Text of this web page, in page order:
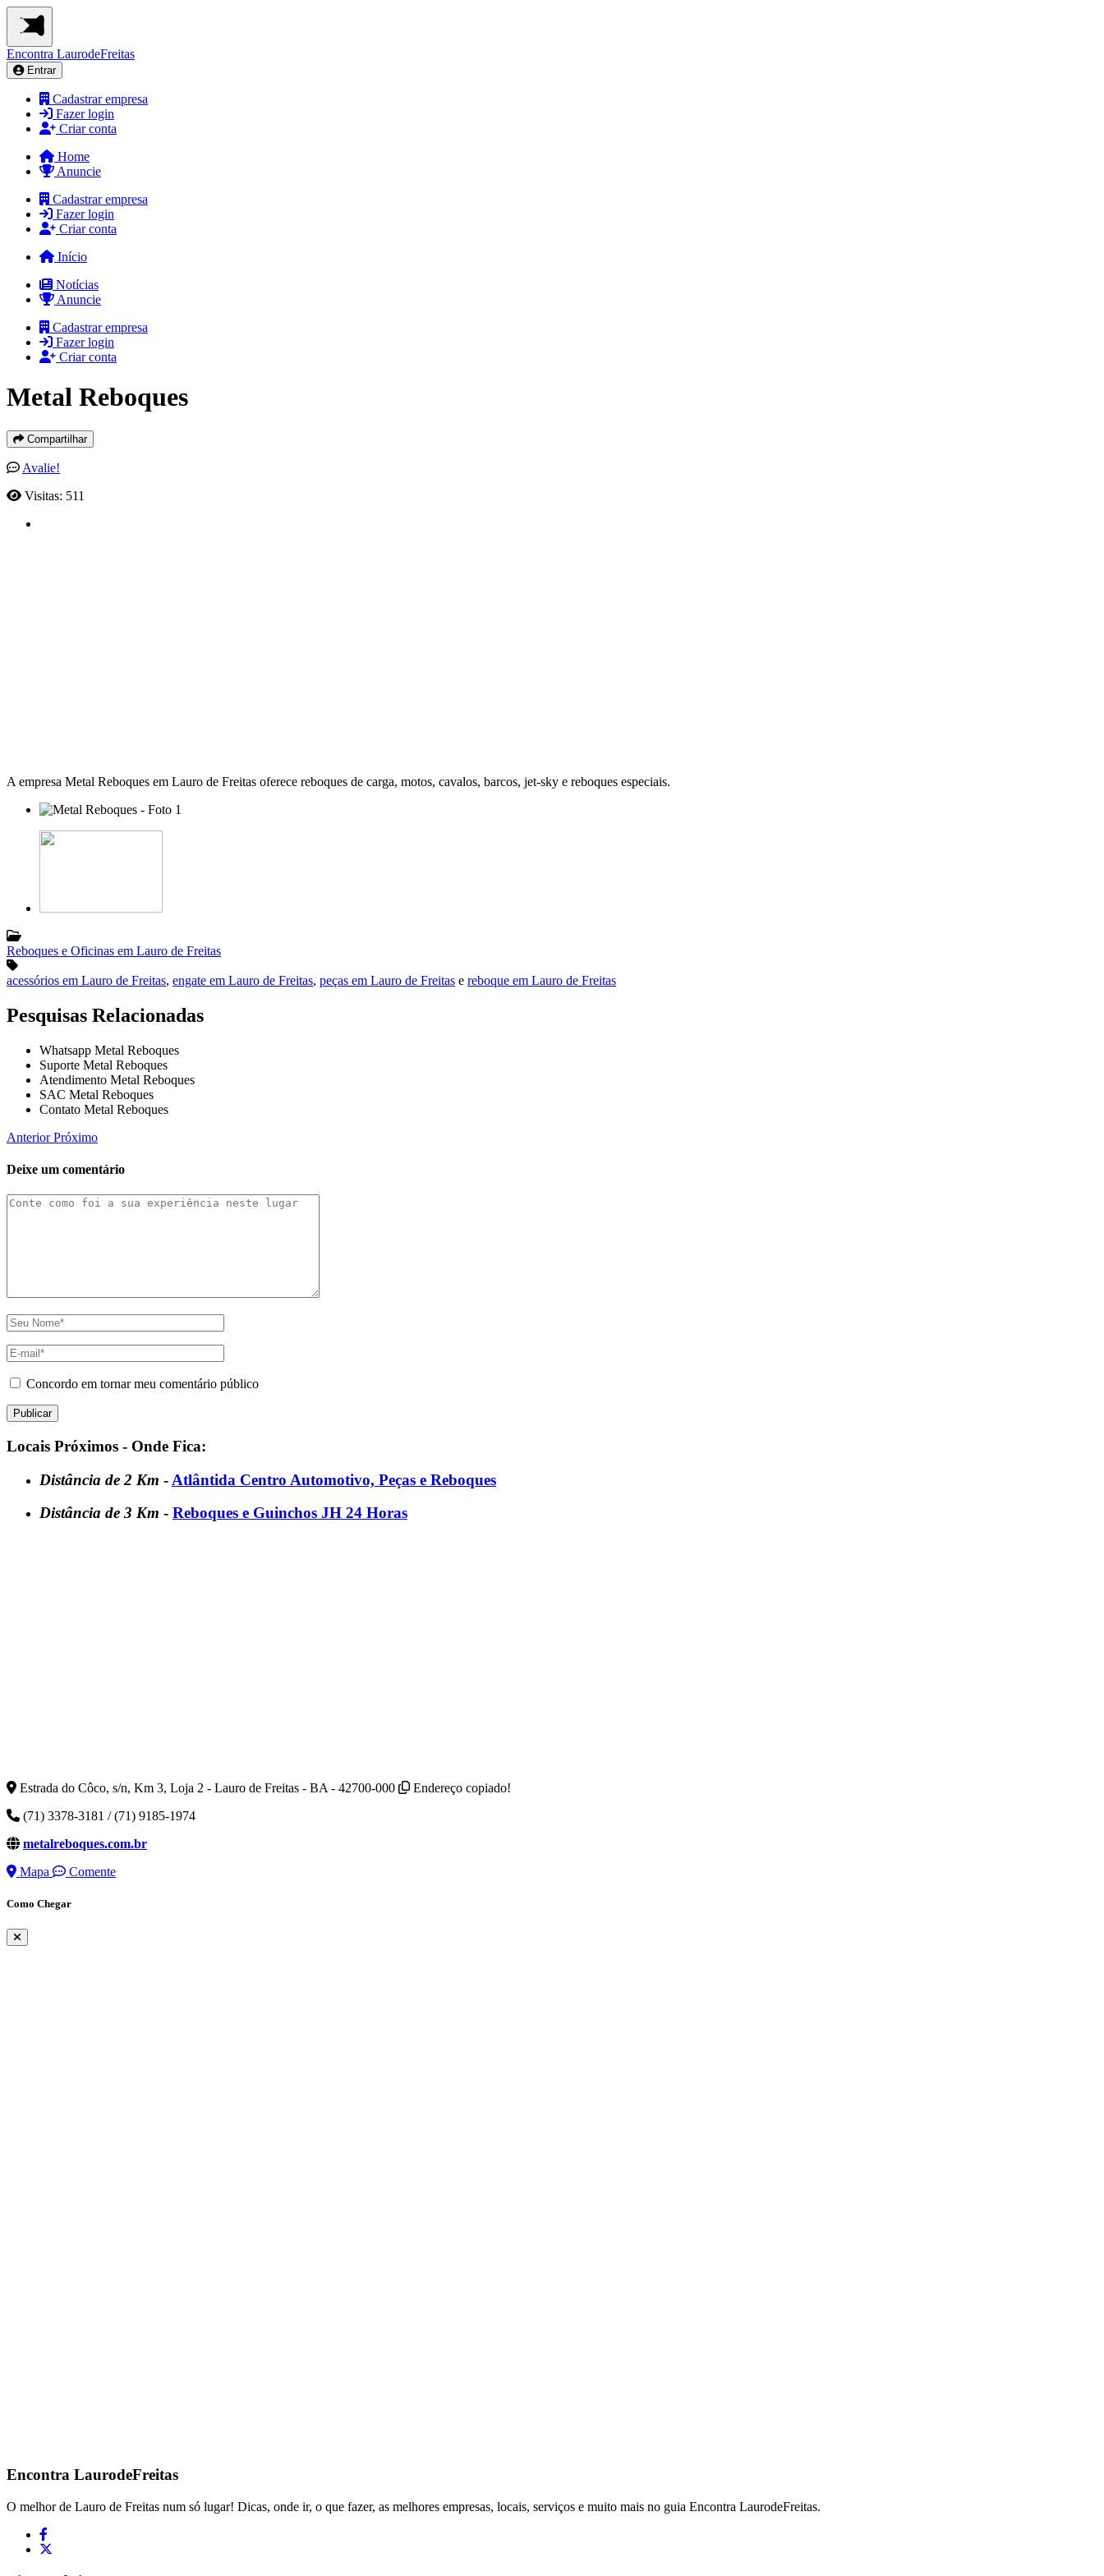
Encontra LaurodeFreitas
Entrar
Cadastrar empresa
Fazer login
Criar conta
Home
Anuncie
Cadastrar empresa
Fazer login
Criar conta
Início
Notícias
Anuncie
Cadastrar empresa
Fazer login
Criar conta
Metal Reboques
Compartilhar
Avalie!
Visitas: 511
A empresa Metal Reboques em Lauro de Freitas oferece reboques de carga, motos, cavalos, barcos, jet-sky e reboques especiais.
Reboques e Oficinas em Lauro de Freitas
acessórios em Lauro de Freitas, engate em Lauro de Freitas, peças em Lauro de Freitas e reboque em Lauro de Freitas
Pesquisas Relacionadas
Whatsapp Metal Reboques
Suporte Metal Reboques
Atendimento Metal Reboques
SAC Metal Reboques
Contato Metal Reboques
AnteriorPróximo
Deixe um comentário
Concordo em tornar meu comentário público
Locais Próximos - Onde Fica:
Distância de 2 Km - Atlântida Centro Automotivo, Peças e Reboques
Distância de 3 Km - Reboques e Guinchos JH 24 Horas
Estrada do Côco, s/n, Km 3, Loja 2 - Lauro de Freitas - BA - 42700-000
Endereço copiado!
(71) 3378-3181 / (71) 9185-1974
metalreboques.com.br
Mapa
Comente
Como Chegar
Encontra LaurodeFreitas
O melhor de Lauro de Freitas num só lugar! Dicas, onde ir, o que fazer, as melhores empresas, locais, serviços e muito mais no guia Encontra LaurodeFreitas.